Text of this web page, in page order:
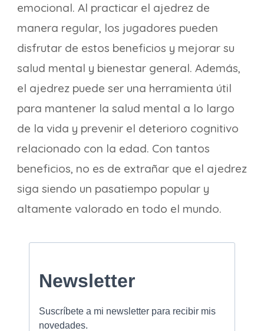
emocional. Al practicar el ajedrez de
manera regular, los jugadores pueden
disfrutar de estos beneficios y mejorar su
salud mental y bienestar general. Además,
el ajedrez puede ser una herramienta útil
para mantener la salud mental a lo largo
de la vida y prevenir el deterioro cognitivo
relacionado con la edad. Con tantos
beneficios, no es de extrañar que el ajedrez
siga siendo un pasatiempo popular y
altamente valorado en todo el mundo.